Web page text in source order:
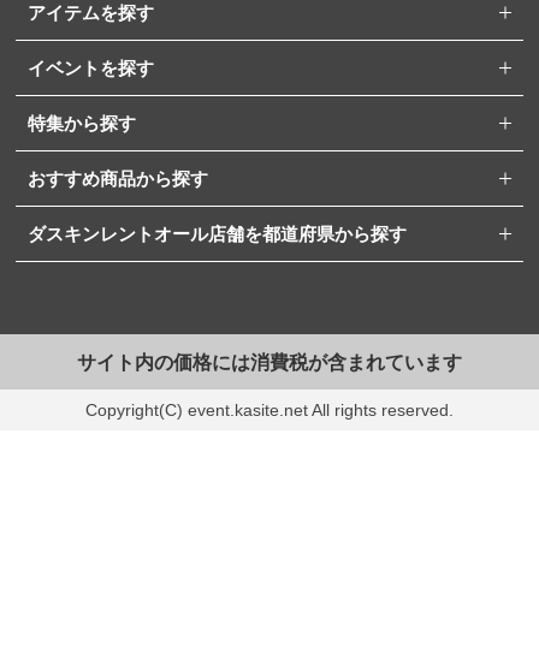
アイテムを探す
イベントを探す
特集から探す
おすすめ商品から探す
ダスキンレントオール店舗を都道府県から探す
サイト内の価格には消費税が含まれています
Copyright(C) event.kasite.net All rights reserved.